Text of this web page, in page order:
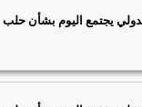
يجتمع اليوم بشأن حلب